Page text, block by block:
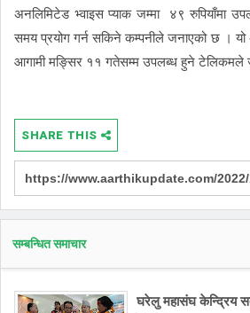
अनलिमिटेड भ्वाइस प्याक जम्मा ४९ रुपियाँमा
समय प्रयोग गर्न सकिने कम्पनीले जनाएको छ ।
आगामी मङ्सिर ११ गतेसम्म उपलब्ध हुने टेलिकमले
SHARE THIS
सम्बन्धित समाचार
घरेलु महासंघ केन्द्रिय